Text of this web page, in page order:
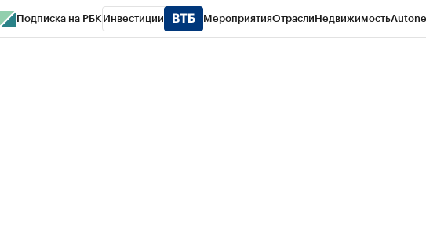
Подписка на РБК Инвестиции МероприятияОтраслиНедвижимость